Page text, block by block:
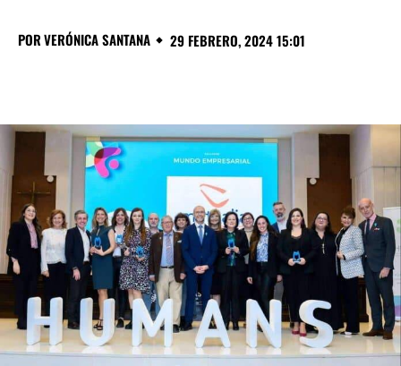
PORVERÓNICA SANTANA 29 FEBRERO, 2024 15:01